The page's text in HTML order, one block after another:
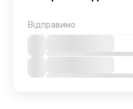
Відправимо